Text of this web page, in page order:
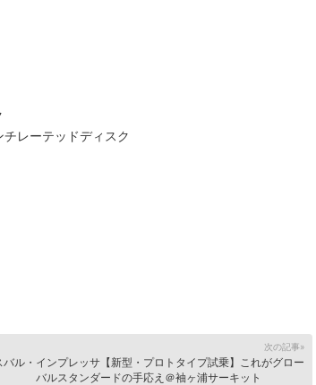
レーテッドディスク
次の記事»
バル・インプレッサ【新型・プロトタイプ試乗】これがグロー
バルスタンダードの手応え＠袖ヶ浦サーキット